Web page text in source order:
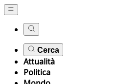
Cerca
Attualità
Politica